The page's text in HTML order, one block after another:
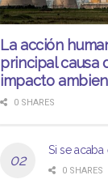
La acción
principal causa
impacto
0 SHARES
Si se acaba
0 SHARES